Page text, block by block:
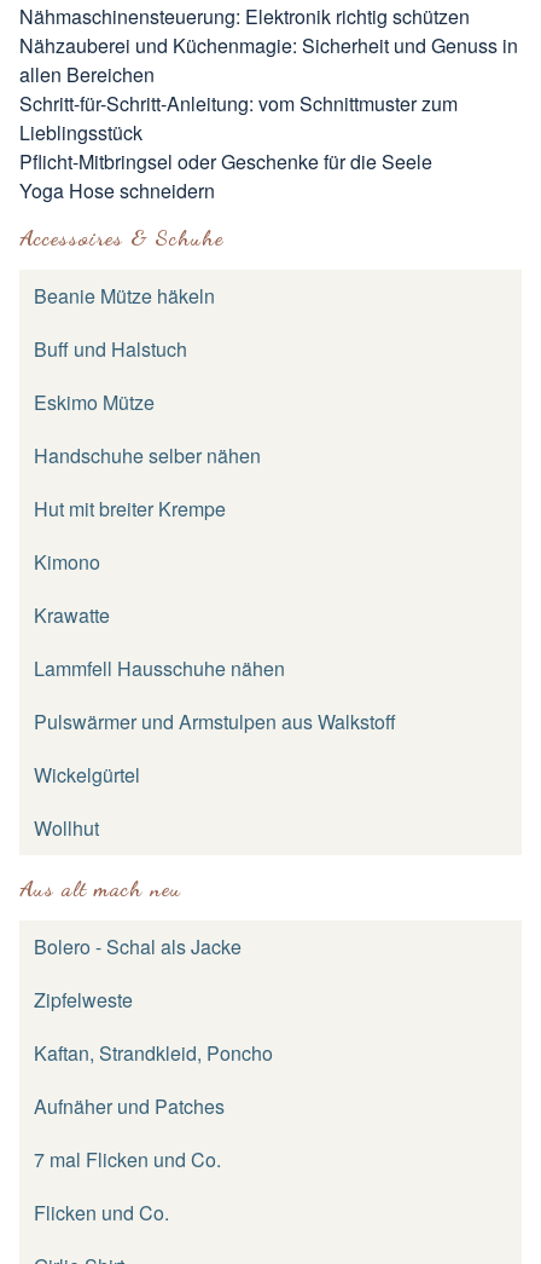
Nähmaschinensteuerung: Elektronik richtig schützen
Nähzauberei und Küchenmagie: Sicherheit und Genuss in
allen Bereichen
Schritt-für-Schritt-Anleitung: vom Schnittmuster zum
Lieblingsstück
Pflicht-Mitbringsel oder Geschenke für die Seele
Yoga Hose schneidern
Accessoires & Schuhe
Beanie Mütze häkeln
Buff und Halstuch
Eskimo Mütze
Handschuhe selber nähen
Hut mit breiter Krempe
Kimono
Krawatte
Lammfell Hausschuhe nähen
Pulswärmer und Armstulpen aus Walkstoff
Wickelgürtel
Wollhut
Aus alt mach neu
Bolero - Schal als Jacke
Zipfelweste
Kaftan, Strandkleid, Poncho
Aufnäher und Patches
7 mal Flicken und Co.
Flicken und Co.